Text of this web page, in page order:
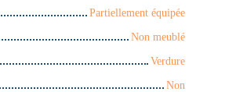
Partiellement équipée
Non meublé
Verdure
Non